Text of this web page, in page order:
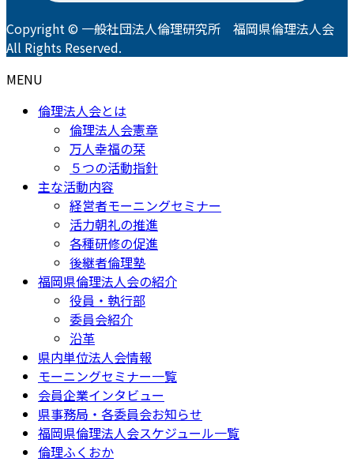
Copyright © 一般社団法人倫理研究所 福岡県倫理法人会
All Rights Reserved.
MENU
倫理法人会とは
倫理法人会憲章
万人幸福の栞
５つの活動指針
主な活動内容
経営者モーニングセミナー
活力朝礼の推進
各種研修の促進
後継者倫理塾
福岡県倫理法人会の紹介
役員・執行部
委員会紹介
沿革
県内単位法人会情報
モーニングセミナー一覧
会員企業インタビュー
県事務局・各委員会お知らせ
福岡県倫理法人会スケジュール一覧
倫理ふくおか